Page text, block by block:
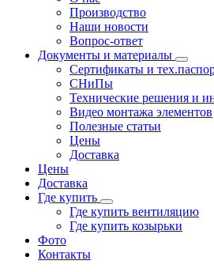
Производство
Наши новости
Вопрос-ответ
Документы и материалы
Сертификаты и
СНиПы
Технические решения и
Видео монтажа элементов
Полезные статьи
Цены
Доставка
Цены
Доставка
Где купить
Где купить вентиляцию
Где купить козырьки
Фото
Контакты